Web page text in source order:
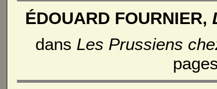
ÉDOUARD FOURNIER,
dans Les Prussiens